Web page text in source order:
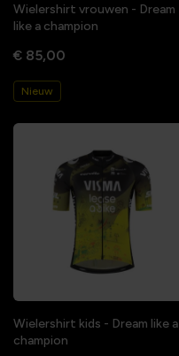
Wielershirt vrouwen - Dream
like a champion
€ 85,00
Nieuw
Wielershirt kids - Dream like a
champion